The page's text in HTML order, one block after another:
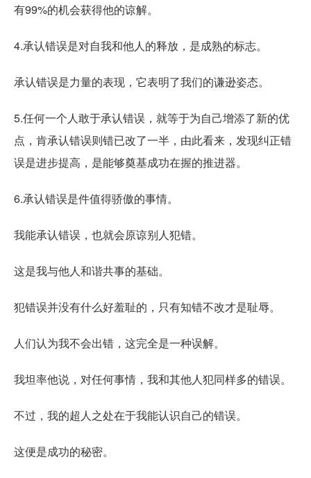
有99%的机会获得他的谅解。
4.承认错误是对自我和他人的释放，是成熟的标志。
承认错误是力量的表现，它表明了我们的谦逊姿态。
5.任何一个人敢于承认错误，就等于为自己增添了新的优
点，肯承认错误则错已改了一半，由此看来，发现纠正错
误是进步提高，是能够奠基成功在握的推进器。
6.承认错误是件值得骄傲的事情。
我能承认错误，也就会原谅别人犯错。
这是我与他人和谐共事的基础。
犯错误并没有什么好羞耻的，只有知错不改才是耻辱。
人们认为我不会出错，这完全是一种误解。
我坦率他说，对任何事情，我和其他人犯同样多的错误。
不过，我的超人之处在于我能认识自己的错误。
这便是成功的秘密。